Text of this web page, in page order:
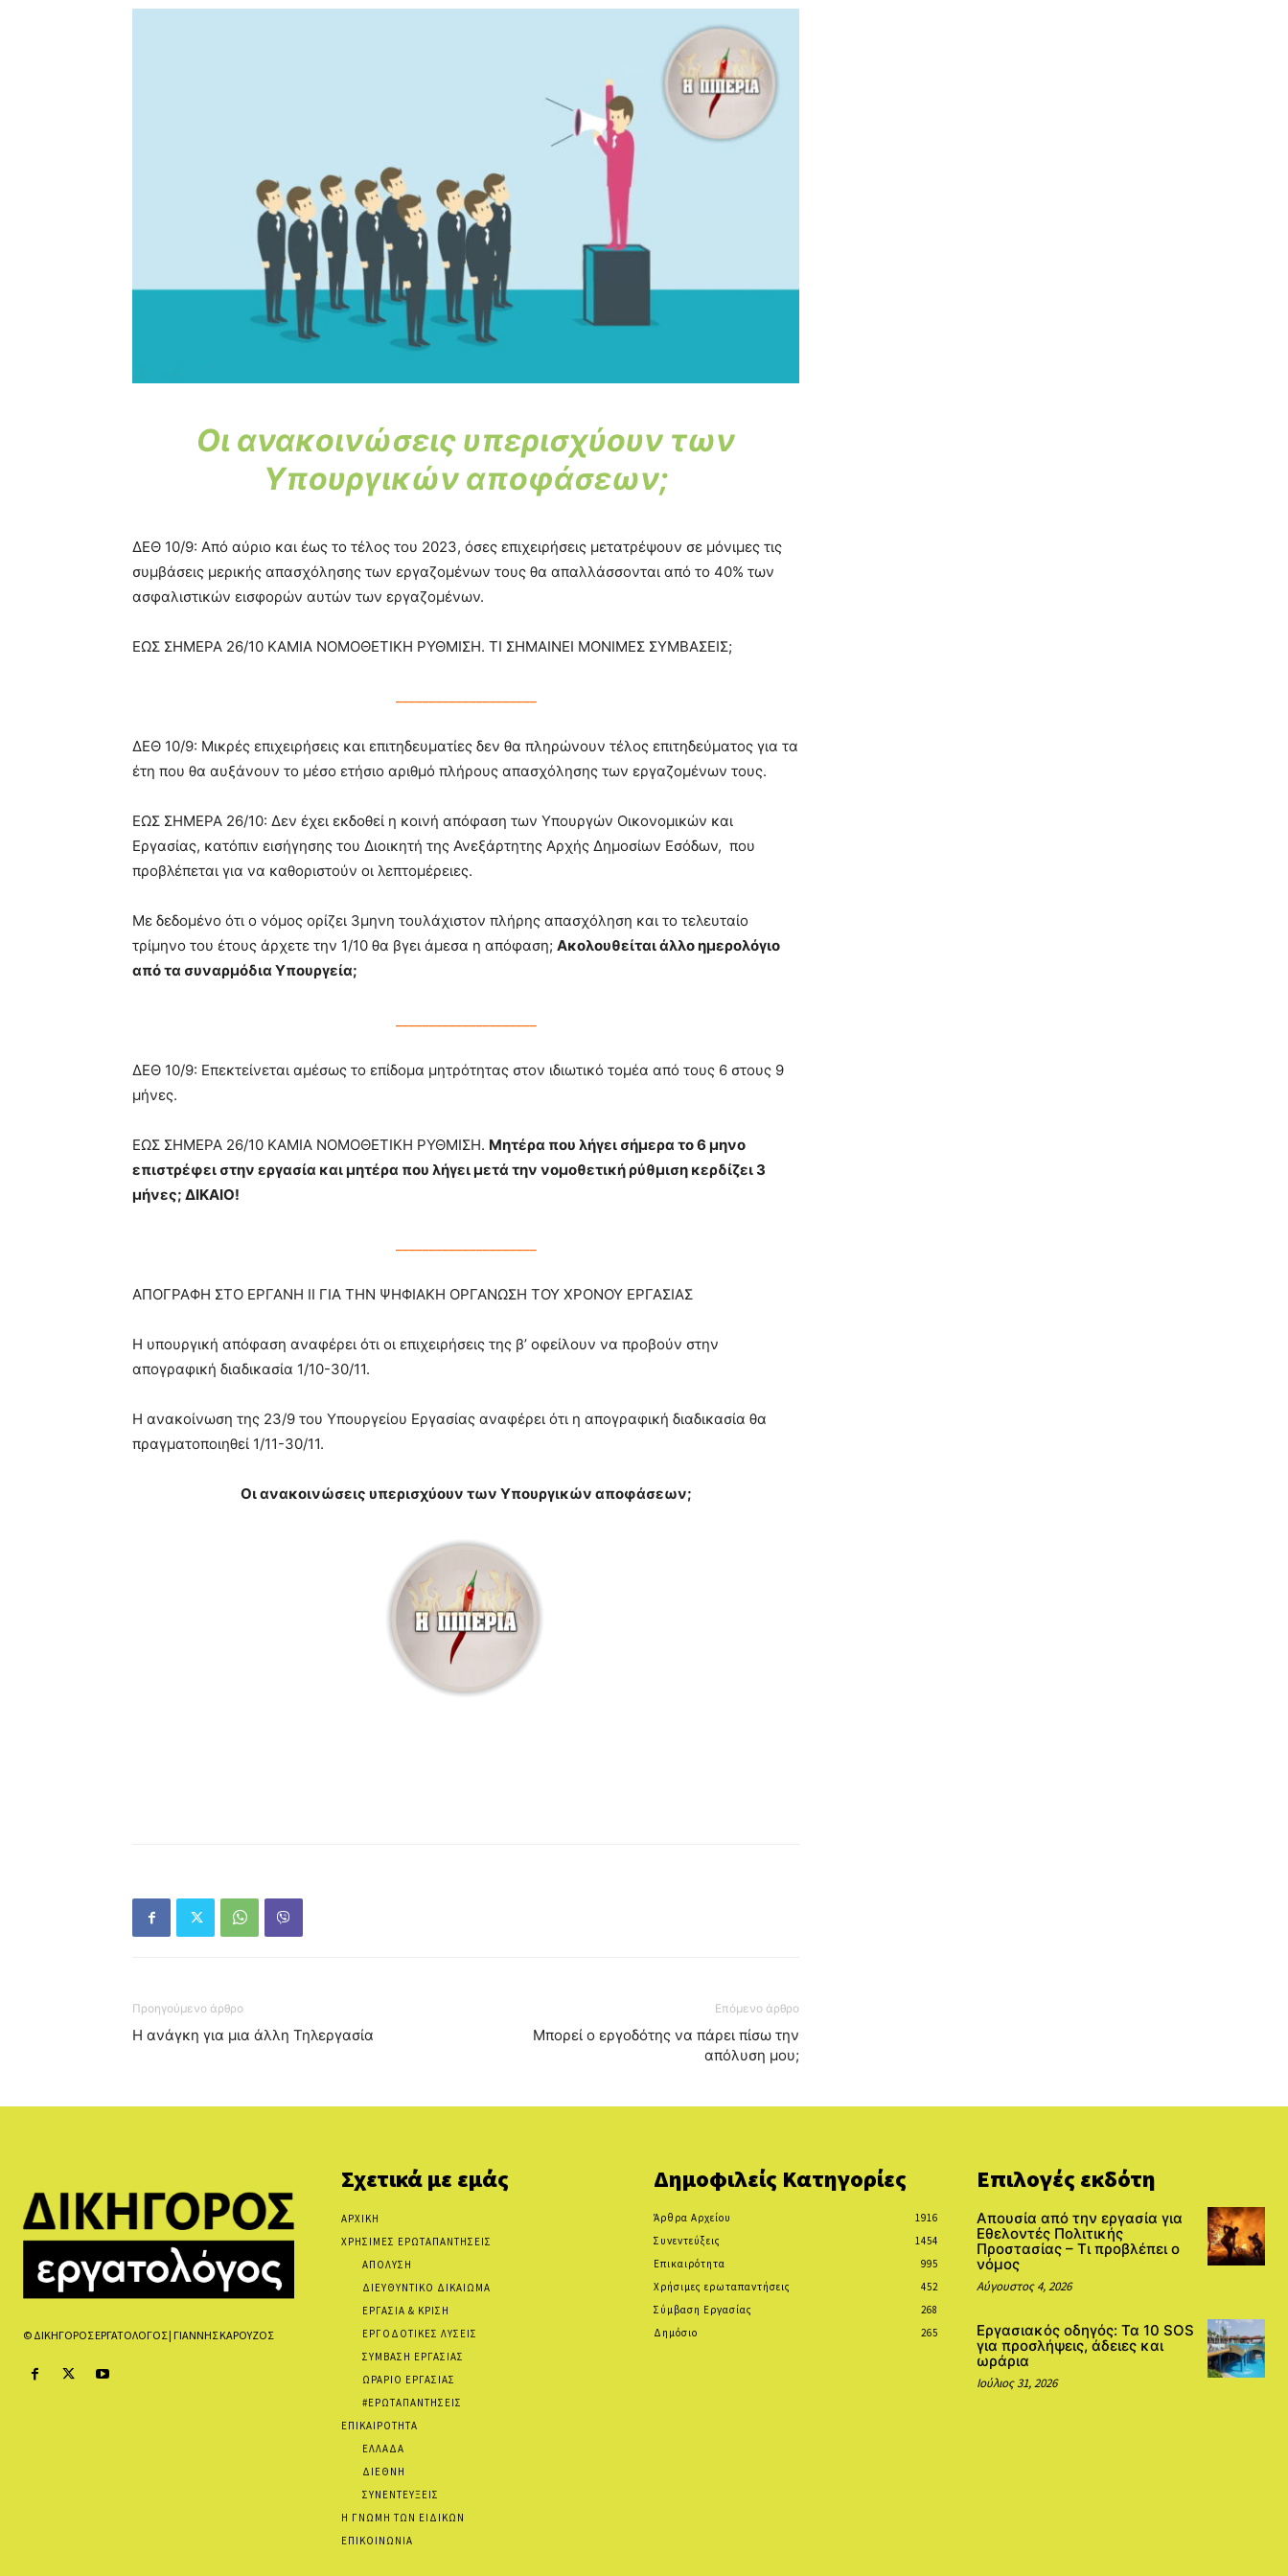
Οι ανακοινώσεις υπερισχύουν των
Υπουργικών αποφάσεων;
ΔΕΘ 10/9: Από αύριο και έως το τέλος του 2023, όσες επιχειρήσεις μετατρέψουν σε μόνιμες τις
συμβάσεις μερικής απασχόλησης των εργαζομένων τους θα απαλλάσσονται από το 40% των
ασφαλιστικών εισφορών αυτών των εργαζομένων.
ΕΩΣ ΣΗΜΕΡΑ 26/10 ΚΑΜΙΑ ΝΟΜΟΘΕΤΙΚΗ ΡΥΘΜΙΣΗ. ΤΙ ΣΗΜΑΙΝΕΙ ΜΟΝΙΜΕΣ ΣΥΜΒΑΣΕΙΣ;
ΔΕΘ 10/9: Μικρές επιχειρήσεις και επιτηδευματίες δεν θα πληρώνουν τέλος επιτηδεύματος για τα
έτη που θα αυξάνουν το μέσο ετήσιο αριθμό πλήρους απασχόλησης των εργαζομένων τους.
ΕΩΣ ΣΗΜΕΡΑ 26/10: Δεν έχει εκδοθεί η κοινή απόφαση των Υπουργών Οικονομικών και
Εργασίας, κατόπιν εισήγησης του Διοικητή της Ανεξάρτητης Αρχής Δημοσίων Εσόδων, που
προβλέπεται για να καθοριστούν οι λεπτομέρειες.
Με δεδομένο ότι ο νόμος ορίζει 3μηνη τουλάχιστον πλήρης απασχόληση και το τελευταίο
τρίμηνο του έτους άρχετε την 1/10 θα βγει άμεσα η απόφαση; Ακολουθείται άλλο ημερολόγιο
από τα συναρμόδια Υπουργεία;
ΔΕΘ 10/9: Επεκτείνεται αμέσως το επίδομα μητρότητας στον ιδιωτικό τομέα από τους 6 στους 9
μήνες.
ΕΩΣ ΣΗΜΕΡΑ 26/10 ΚΑΜΙΑ ΝΟΜΟΘΕΤΙΚΗ ΡΥΘΜΙΣΗ. Μητέρα που λήγει σήμερα το 6 μηνο
επιστρέφει στην εργασία και μητέρα που λήγει μετά την νομοθετική ρύθμιση κερδίζει 3
μήνες; ΔΙΚΑΙΟ!
ΑΠΟΓΡΑΦΗ ΣΤΟ ΕΡΓΑΝΗ ΙΙ ΓΙΑ ΤΗΝ ΨΗΦΙΑΚΗ ΟΡΓΑΝΩΣΗ ΤΟΥ ΧΡΟΝΟΥ ΕΡΓΑΣΙΑΣ
Η υπουργική απόφαση αναφέρει ότι οι επιχειρήσεις της β’ οφείλουν να προβούν στην
απογραφική διαδικασία 1/10-30/11.
Η ανακοίνωση της 23/9 του Υπουργείου Εργασίας αναφέρει ότι η απογραφική διαδικασία θα
πραγματοποιηθεί 1/11-30/11.
Οι ανακοινώσεις υπερισχύουν των Υπουργικών αποφάσεων;
Προηγούμενο άρθρο
Η ανάγκη για μια άλλη Τηλεργασία
Επόμενο άρθρο
Μπορεί ο εργοδότης να πάρει πίσω την
απόλυση μου;
© ΔΙΚΗΓΟΡΟΣ ΕΡΓΑΤΟΛΟΓΟΣ | ΓΙΑΝΝΗΣ ΚΑΡΟΥΖΟΣ
Σχετικά με εμάς
ΑΡΧΙΚΗ
ΧΡΗΣΙΜΕΣ ΕΡΩΤΑΠΑΝΤΗΣΕΙΣ
ΑΠΟΛΥΣΗ
ΔΙΕΥΘΥΝΤΙΚΟ ΔΙΚΑΙΩΜΑ
ΕΡΓΑΣΙΑ & ΚΡΙΣΗ
ΕΡΓΟΔΟΤΙΚΕΣ ΛΥΣΕΙΣ
ΣΥΜΒΑΣΗ ΕΡΓΑΣΙΑΣ
ΩΡΑΡΙΟ ΕΡΓΑΣΙΑΣ
#ΕΡΩΤΑΠΑΝΤΗΣΕΙΣ
ΕΠΙΚΑΙΡΟΤΗΤΑ
ΕΛΛΑΔΑ
ΔΙΕΘΝΗ
ΣΥΝΕΝΤΕΥΞΕΙΣ
Η ΓΝΩΜΗ ΤΩΝ ΕΙΔΙΚΩΝ
ΕΠΙΚΟΙΝΩΝΙΑ
Δημοφιλείς Κατηγορίες
Άρθρα Αρχείου
1916
Συνεντεύξεις
1454
Επικαιρότητα
995
Χρήσιμες ερωταπαντήσεις
452
Σύμβαση Εργασίας
268
Δημόσιο
265
Επιλογές εκδότη
Απουσία από την εργασία για
Εθελοντές Πολιτικής
Προστασίας – Τι προβλέπει ο
νόμος
Αύγουστος 4, 2026
Εργασιακός οδηγός: Τα 10 SOS
για προσλήψεις, άδειες και
ωράρια
Ιούλιος 31, 2026